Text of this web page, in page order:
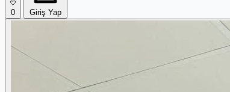
0 Giriş Yap